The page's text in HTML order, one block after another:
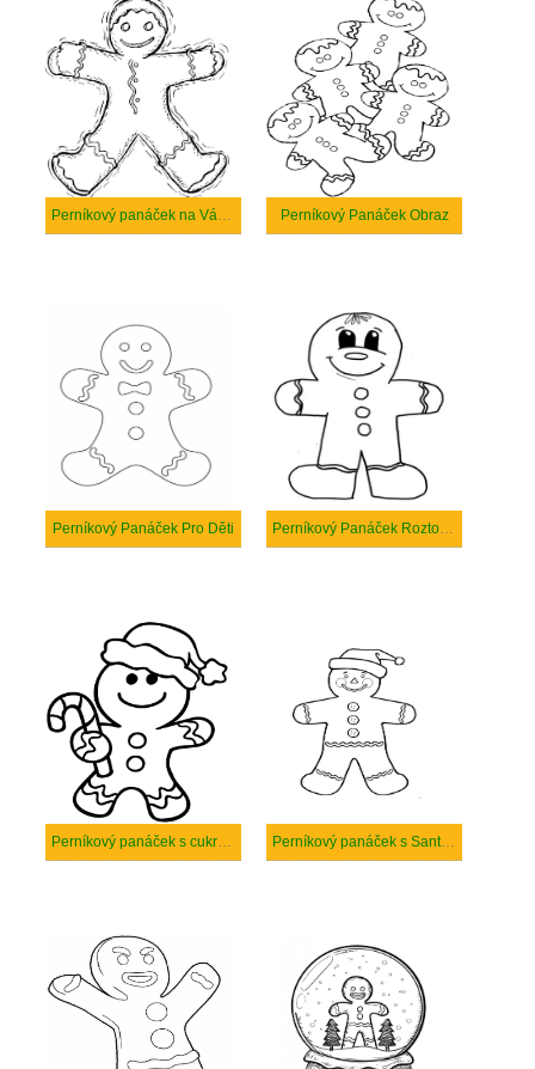
Perníkový panáček na Vánoce Perníkový Panáček Obraz
Perníkový Panáček Pro Děti Perníkový Panáček Roztomilý
Perníkový panáček s cukrovou třtinou Perníkový panáček s Santa kloboukem